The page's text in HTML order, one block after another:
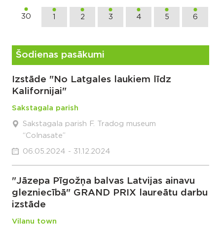
30 1 2 3 4 5 6
Šodienas pasākumi
Izstāde "No Latgales laukiem līdz
Kalifornijai"
Sakstagala parish
Sakstagala parish F. Tradog museum
“Colnasate”
06.05.2024 - 31.12.2024
"Jāzepa Pīgožņa balvas Latvijas ainavu
glezniecībā" GRAND PRIX laureātu darbu
izstāde
Vilanu town